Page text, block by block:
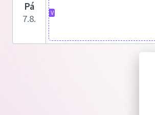
pá
7.8.
V